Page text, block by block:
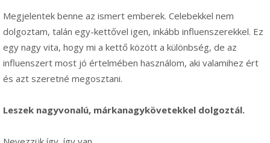
Megjelentek benne az ismert emberek. Celebekkel nem
dolgoztam, talán egy-kettővel igen, inkább influenszerekkel. Ez
egy nagy vita, hogy mi a kettő között a különbség, de az
influenszert most jó értelmében használom, aki valamihez ért
és azt szeretné megosztani.
Leszek nagyvonalú, márkanagykövetekkel dolgoztál.